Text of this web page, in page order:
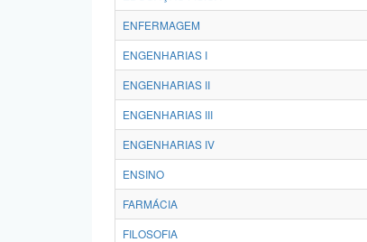
ENFERMAGEM
ENGENHARIAS I
ENGENHARIAS II
ENGENHARIAS III
ENGENHARIAS IV
ENSINO
FARMÁCIA
FILOSOFIA